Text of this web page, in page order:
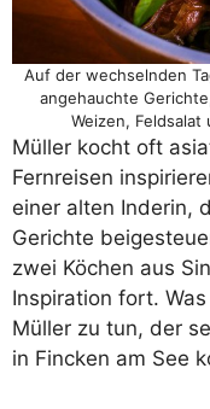
Auf der wechselnden
angehauchte
Weizen,
Müller kocht oft
Fernreisen
einer alten Inderin,
Gerichte
zwei Köchen aus
Inspiration fort.
Müller zu tun, der
in Fincken am See